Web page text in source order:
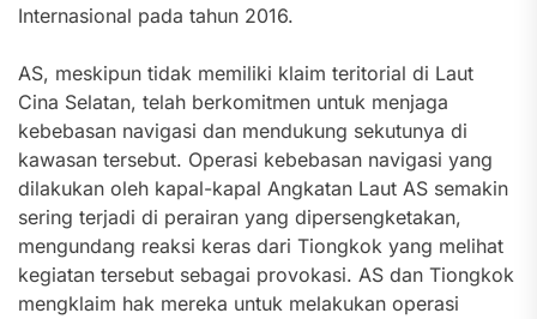
Internasional pada tahun 2016.
AS, meskipun tidak memiliki klaim teritorial di Laut
Cina Selatan, telah berkomitmen untuk menjaga
kebebasan navigasi dan mendukung sekutunya di
kawasan tersebut. Operasi kebebasan navigasi yang
dilakukan oleh kapal-kapal Angkatan Laut AS semakin
sering terjadi di perairan yang dipersengketakan,
mengundang reaksi keras dari Tiongkok yang melihat
kegiatan tersebut sebagai provokasi. AS dan Tiongkok
mengklaim hak mereka untuk melakukan operasi